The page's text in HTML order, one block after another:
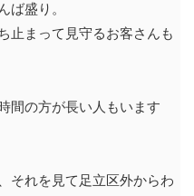
ば盛り。
止まって見守るお客さんも
間の方が長い人もいます
それを見て足立区外からわ